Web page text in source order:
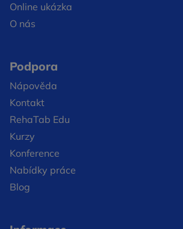
Online ukázka
O nás
Podpora
Nápověda
Kontakt
RehaTab Edu
Kurzy
Konference
Nabídky práce
Blog